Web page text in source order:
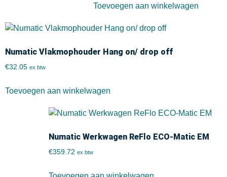
Toevoegen aan winkelwagen
Numatic Vlakmophouder Hang on/ drop off
€32.05 ex btw
Toevoegen aan winkelwagen
Numatic Werkwagen ReFlo ECO-Matic EM
€359.72 ex btw